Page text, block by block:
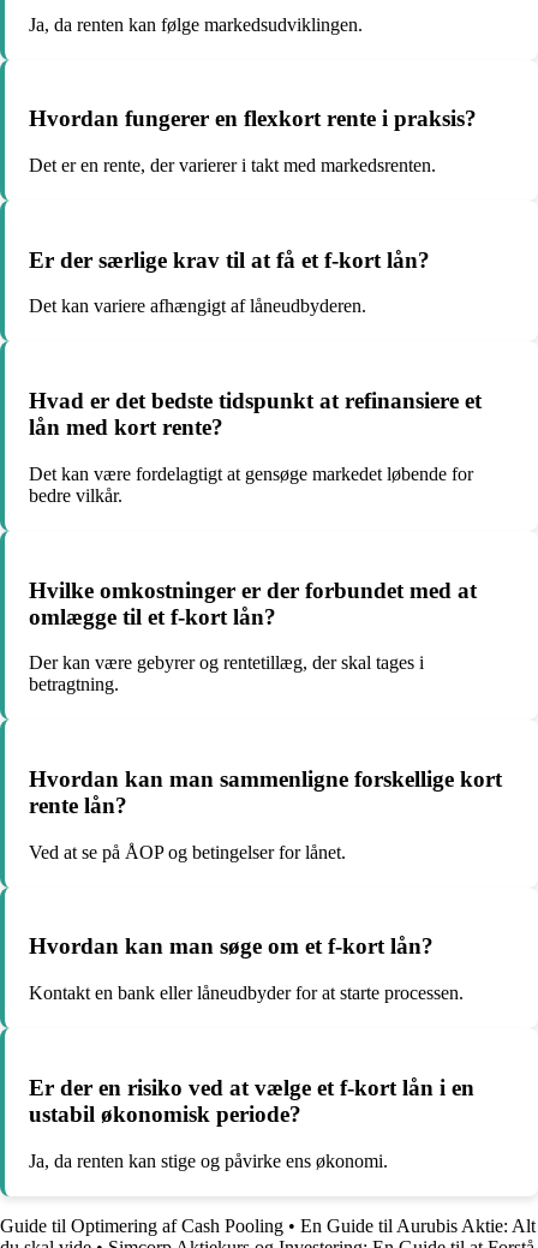
Ja, da renten kan følge markedsudviklingen.
Hvordan fungerer en flexkort rente i praksis?
Det er en rente, der varierer i takt med markedsrenten.
Er der særlige krav til at få et f-kort lån?
Det kan variere afhængigt af låneudbyderen.
Hvad er det bedste tidspunkt at refinansiere et
lån med kort rente?
Det kan være fordelagtigt at gensøge markedet løbende for
bedre vilkår.
Hvilke omkostninger er der forbundet med at
omlægge til et f-kort lån?
Der kan være gebyrer og rentetillæg, der skal tages i
betragtning.
Hvordan kan man sammenligne forskellige kort
rente lån?
Ved at se på ÅOP og betingelser for lånet.
Hvordan kan man søge om et f-kort lån?
Kontakt en bank eller låneudbyder for at starte processen.
Er der en risiko ved at vælge et f-kort lån i en
ustabil økonomisk periode?
Ja, da renten kan stige og påvirke ens økonomi.
Guide til Optimering af Cash Pooling • En Guide til Aurubis Aktie: Alt